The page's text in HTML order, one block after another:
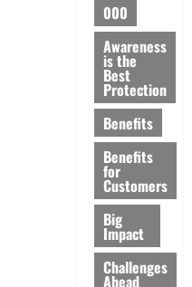
000
Awareness
is the
Best
Protection
Benefits
Benefits
for
Customers
Big
Impact
Challenges
Ahead